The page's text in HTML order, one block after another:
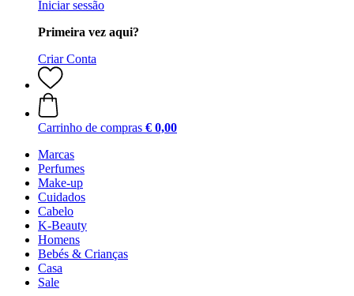
Iniciar sessão
Primeira vez aqui?
Criar Conta
Carrinho de compras € 0,00
Marcas
Perfumes
Make-up
Cuidados
Cabelo
K-Beauty
Homens
Bebés & Crianças
Casa
Sale